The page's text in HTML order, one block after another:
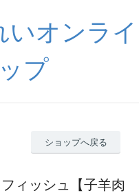
いオンライ
プ
ショップへ戻る
ィッシュ【子羊肉